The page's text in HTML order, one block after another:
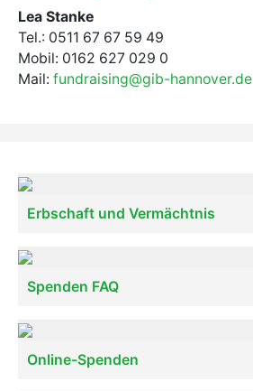
Lea Stanke
Tel.: 0511 67 67 59 49
Mobil: 0162 627 029 0
Mail: fundraising@gib-hannover.de
Erbschaft und Vermächtnis
Spenden FAQ
Online-Spenden